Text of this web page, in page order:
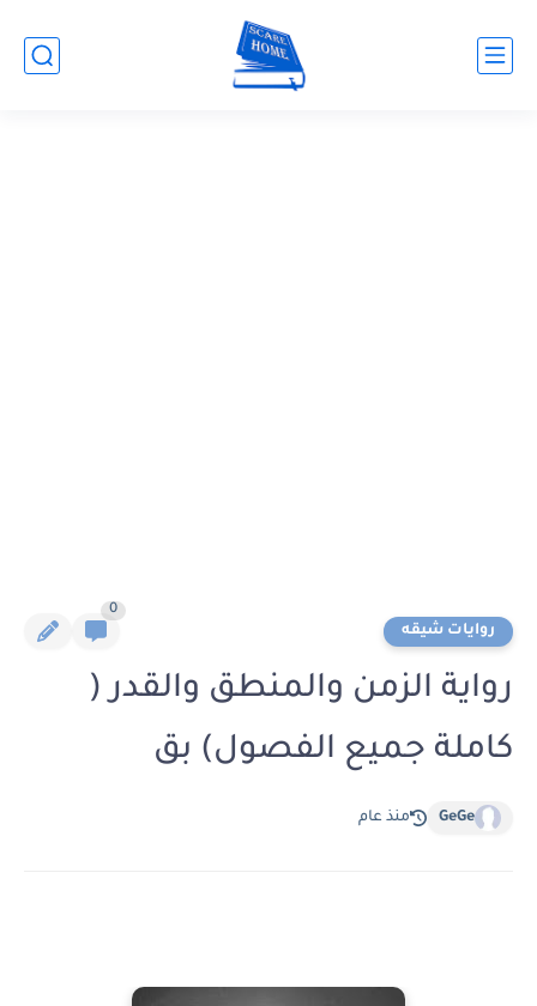
روايات شيقه
0
رواية الزمن والمنطق والقدر (
كاملة جميع الفصول) بق
GeGe منذ عام